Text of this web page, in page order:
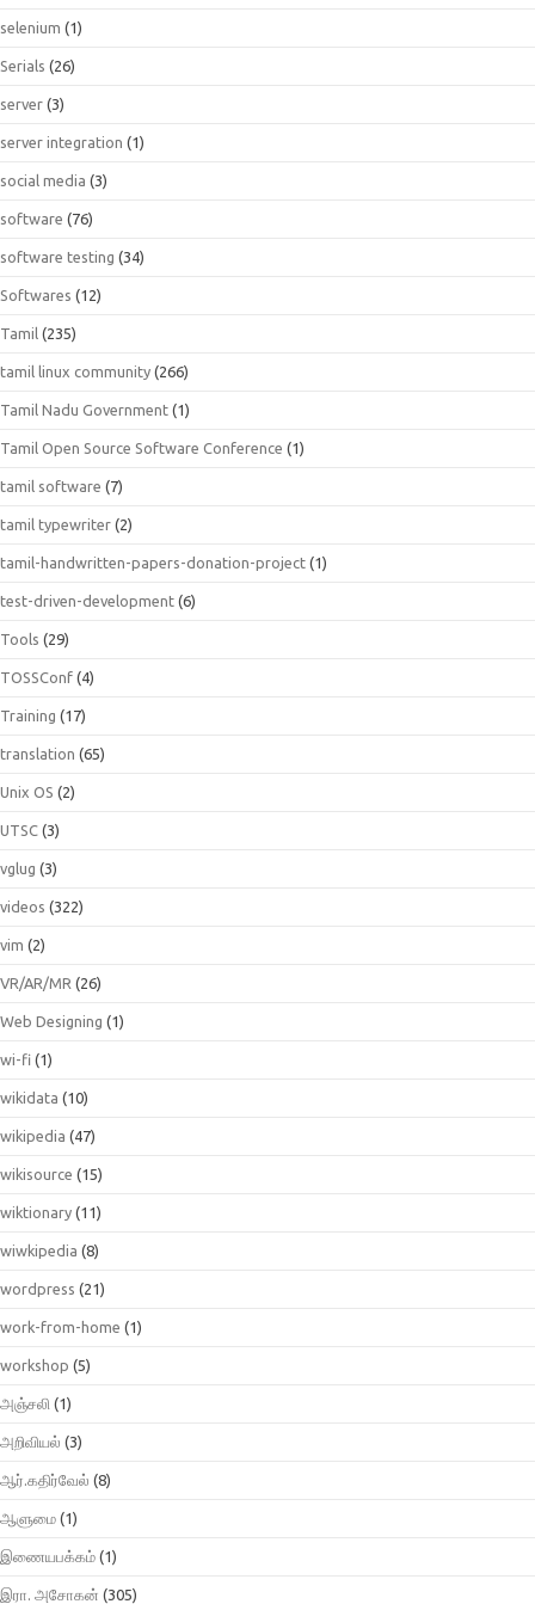
selenium (1)
Serials (26)
server (3)
server integration (1)
social media (3)
software (76)
software testing (34)
Softwares (12)
Tamil (235)
tamil linux community (266)
Tamil Nadu Government (1)
Tamil Open Source Software Conference (1)
tamil software (7)
tamil typewriter (2)
tamil-handwritten-papers-donation-project (1)
test-driven-development (6)
Tools (29)
TOSSConf (4)
Training (17)
translation (65)
Unix OS (2)
UTSC (3)
vglug (3)
videos (322)
vim (2)
VR/AR/MR (26)
Web Designing (1)
wi-fi (1)
wikidata (10)
wikipedia (47)
wikisource (15)
wiktionary (11)
wiwkipedia (8)
wordpress (21)
work-from-home (1)
workshop (5)
அஞ்சலி (1)
அறிவியல் (3)
ஆர்.கதிர்வேல் (8)
ஆளுமை (1)
இணையபக்கம் (1)
இரா. அசோகன் (305)